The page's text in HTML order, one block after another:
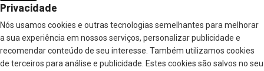
Privacidade
Nós usamos cookies e outras tecnologias semelhantes para melhorar
a sua experiência em nossos serviços, personalizar publicidade e
recomendar conteúdo de seu interesse. Também utilizamos cookies
de terceiros para análise e publicidade. Estes cookies são salvos no seu